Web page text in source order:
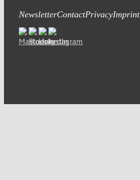
NewsletterContactPrivacyImprint